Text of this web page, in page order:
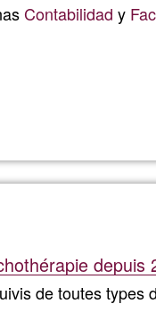
Contabilidad y
Blanca
depuis
de toutes types